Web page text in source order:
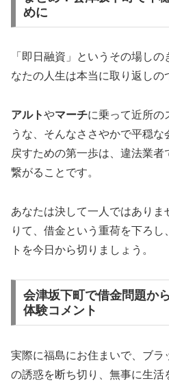
めに
「即日融資」というその場し
なたの人生は本当に取り返しの
アルトやマーチに乗って近所の
うな、そんなささやかで平穏な
戻すための第一歩は、違法業者
繋がることです。
あなたは決して一人ではあり
りて、借金という重荷を下ろ
トを今日から切りましょう。
会津坂下町で借金問題か
体験コメント
実際に福島にお住まいで、ブラ
の誘惑を断ち切り、無事に生